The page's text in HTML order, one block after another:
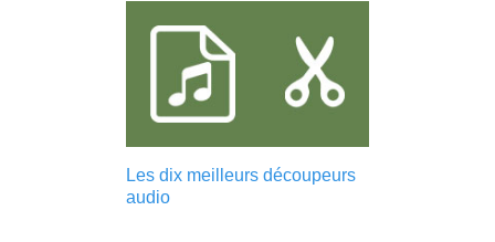
Les dix meilleurs découpeurs
audio